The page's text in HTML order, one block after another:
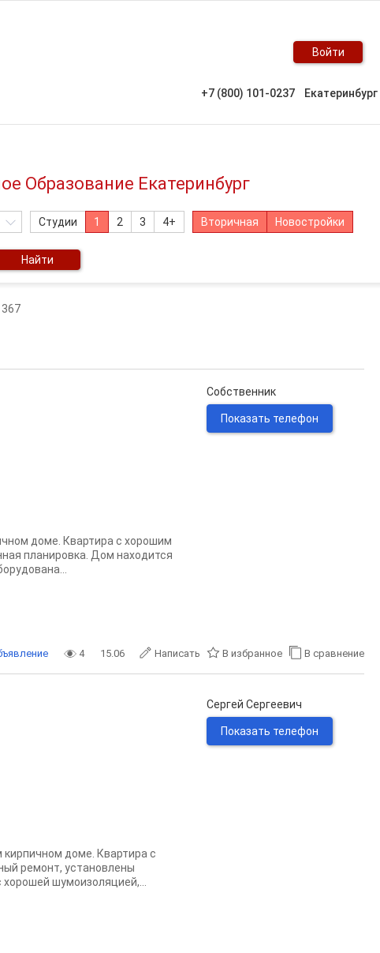
Войти
+7 (800) 101-0237 Екатеринбург
Образование Екатеринбург
Студии 1 2 3 4+ Вторичная Новостройки
Найти
367
доме. Квартира с хорошим
планировка. Дом находится
Собственник
Показать телефон
4 15.06 Написать В избранное В сравнение
доме. Квартира с
ремонт, установлены
шумоизоляцией,...
Cергей Сергеевич
Показать телефон